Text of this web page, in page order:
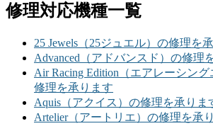
修理対応機種一覧
25 Jewels（25ジュエル）の修理を
Advanced（アドバンスド）の修理
Air Racing Edition（エアレーシン
修理を承ります
Aquis（アクイス）の修理を承りま
Artelier（アートリエ）の修理を承